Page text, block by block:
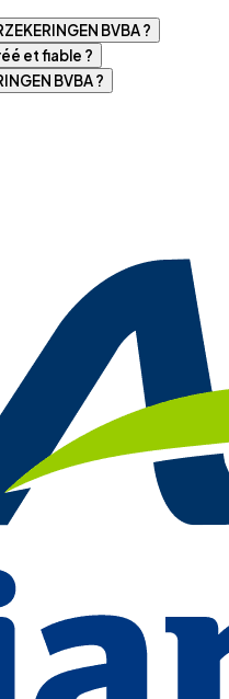
sont proposées par LZK VERZEKERINGEN BVBA ?
et fiable ?
LZK VERZEKERINGEN BVBA ?